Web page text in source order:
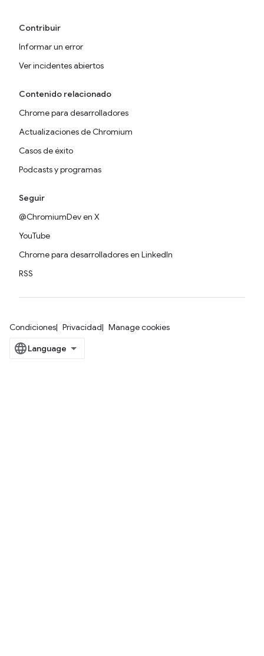
Contribuir
Informar un error
Ver incidentes abiertos
Contenido relacionado
Chrome para desarrolladores
Actualizaciones de Chromium
Casos de éxito
Podcasts y programas
Seguir
@ChromiumDev en X
YouTube
Chrome para desarrolladores en LinkedIn
RSS
Condiciones Privacidad Manage cookies